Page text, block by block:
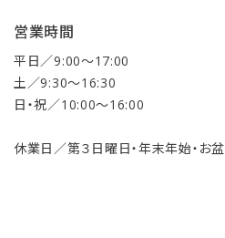
営業時間
平日／9:00〜17:00
土／9:30〜16:30
日・祝／10:00〜16:00
休業日／第３日曜日・年末年始・お盆